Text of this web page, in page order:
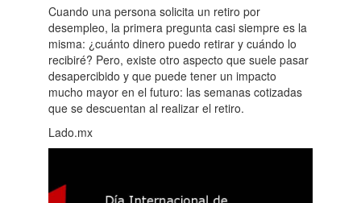
Cuando una persona solicita un retiro por
desempleo, la primera pregunta casi siempre es la
misma: ¿cuánto dinero puedo retirar y cuándo lo
recibiré? Pero, existe otro aspecto que suele pasar
desapercibido y que puede tener un impacto
mucho mayor en el futuro: las semanas cotizadas
que se descuentan al realizar el retiro.
Lado.mx